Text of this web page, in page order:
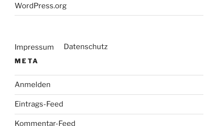
WordPress.org
Impressum Datenschutz
META
Anmelden
Eintrags-Feed
Kommentar-Feed